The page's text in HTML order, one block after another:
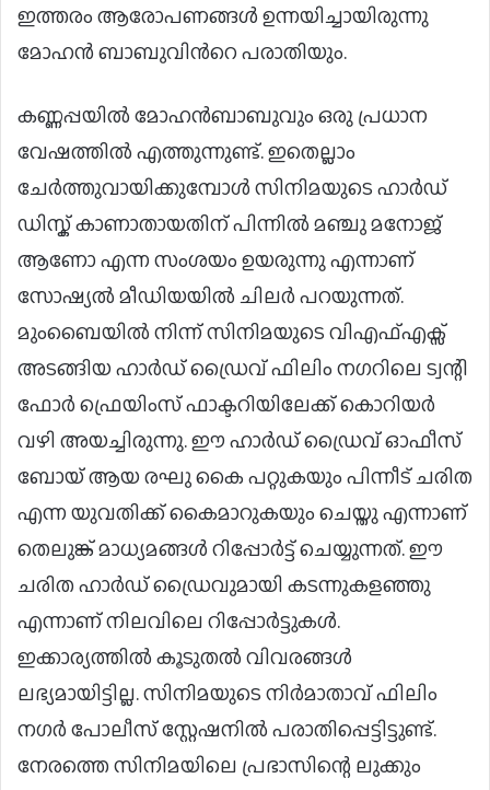
ഇത്തരം ആരോപണങ്ങള്‍ ഉന്നയിച്ചായിരുന്നു
മോഹന്‍ ബാബുവിന്‍റെ പരാതിയും.
കണ്ണപ്പയിൽ മോഹൻബാബുവും ഒരു പ്രധാന
വേഷത്തിൽ എത്തുന്നുണ്ട്. ഇതെല്ലാം
ചേർത്തുവായിക്കുമ്പോൾ സിനിമയുടെ ഹാർഡ്
ഡിസ്ക് കാണാതായതിന് പിന്നിൽ മഞ്ചു മനോജ്
ആണോ എന്ന സംശയം ഉയരുന്നു എന്നാണ്
സോഷ്യല്‍ മീഡിയയില്‍ ചിലര്‍ പറയുന്നത്.
മുംബൈയിൽ നിന്ന് സിനിമയുടെ വിഎഫ്എക്സ്
അടങ്ങിയ ഹാർഡ് ഡ്രൈവ് ഫിലിം നഗറിലെ ട്വന്റി
ഫോർ ഫ്രെയിംസ് ഫാക്ടറിയിലേക്ക് കൊറിയർ
വഴി അയച്ചിരുന്നു. ഈ ഹാർഡ് ഡ്രൈവ് ഓഫീസ്
ബോയ് ആയ രഘു കൈ പറ്റുകയും പിന്നീട് ചരിത
എന്ന യുവതിക്ക് കൈമാറുകയും ചെയ്തു എന്നാണ്
തെലുങ്ക് മാധ്യമങ്ങൾ റിപ്പോർട്ട് ചെയ്യുന്നത്. ഈ
ചരിത ഹാര്‍ഡ് ഡ്രെെവുമായി കടന്നുകളഞ്ഞു
എന്നാണ് നിലവിലെ റിപ്പോര്‍ട്ടുകള്‍.
ഇക്കാര്യത്തില്‍ കൂടുതല്‍ വിവരങ്ങള്‍
ലഭ്യമായിട്ടില്ല. സിനിമയുടെ നിർമാതാവ് ഫിലിം
നഗർ പോലീസ് സ്റ്റേഷനിൽ പരാതിപ്പെട്ടിട്ടുണ്ട്.
നേരത്തെ സിനിമയിലെ പ്രഭാസിന്റെ ലുക്കും